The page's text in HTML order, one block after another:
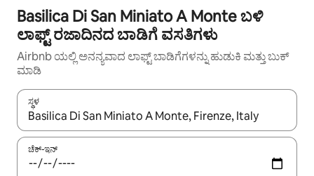
Basilica Di San Miniato A Monte ಬಳಿ
ಲಾಫ್ಟ್ ರಜಾದಿನದ ಬಾಡಿಗೆ ವಸತಿಗಳು
Airbnb ಯಲ್ಲಿ ಅನನ್ಯವಾದ ಲಾಫ್ಟ್ ಬಾಡಿಗೆಗಳನ್ನು ಹುಡುಕಿ ಮತ್ತು ಬುಕ್
ಮಾಡಿ
ಸ್ಥಳ
ಫಲಿತಾಂಶಗಳು ಲಭ್ಯವಿರುವಾಗ, ಅಪ್ ಮತ್ತು ಡೌನ್ ಬಾಣದ ಕೀಲಿಗಳೊಂದಿಗೆ
ಚೆಕ್-ಇನ್